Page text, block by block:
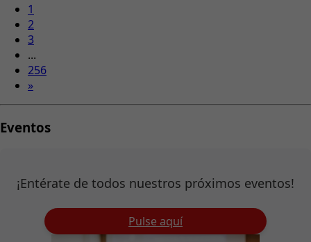
1
2
3
...
256
»
Eventos
¡Entérate de todos nuestros próximos eventos!
Pulse aquí